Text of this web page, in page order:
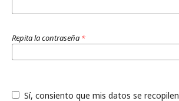
Repita la contraseña *